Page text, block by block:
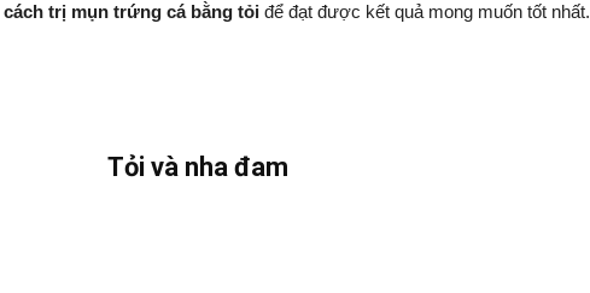
cách trị mụn trứng cá bằng tỏi để đạt được kết quả mong muốn tốt nhất.
Tỏi và nha đam